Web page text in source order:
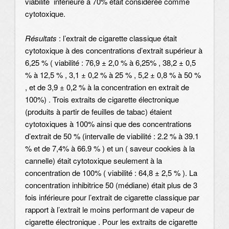
cytotoxique.
Résultats : l’extrait de cigarette classique était
cytotoxique à des concentrations d’extrait supérieur à
6,25 % ( viabilité : 76,9 ± 2,0 % à 6,25% , 38,2 ± 0,5
% à 12,5 % , 3,1 ± 0,2 % à 25 % , 5,2 ± 0,8 % à 50 %
, et de 3,9 ± 0,2 % à la concentration en extrait de
100%) . Trois extraits de cigarette électronique
(produits à partir de feuilles de tabac) étaient
cytotoxiques à 100% ainsi que des concentrations
d’extrait de 50 % (intervalle de viabilité : 2.2 % à 39.1
% et de 7,4% à 66.9 % ) et un ( saveur cookies à la
cannelle) était cytotoxique seulement à la
concentration de 100% ( viabilité : 64,8 ± 2,5 % ). La
concentration inhibitrice 50 (médiane) était plus de 3
fois inférieure pour l’extrait de cigarette classique par
rapport à l’extrait le moins performant de vapeur de
cigarette électronique . Pour les extraits de cigarette